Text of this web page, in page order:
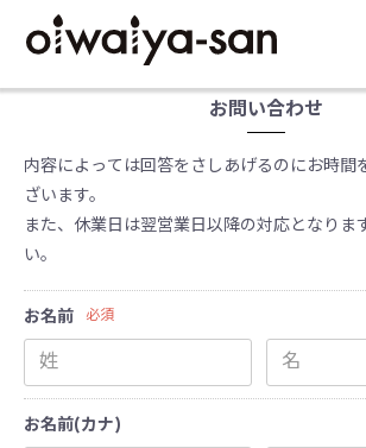
お問い合わせ
内容によっては回答をさしあげるのにお時間
ざいます。
また、休業日は翌営業日以降の対応となりま
い。
お名前 必須
お名前(カナ)